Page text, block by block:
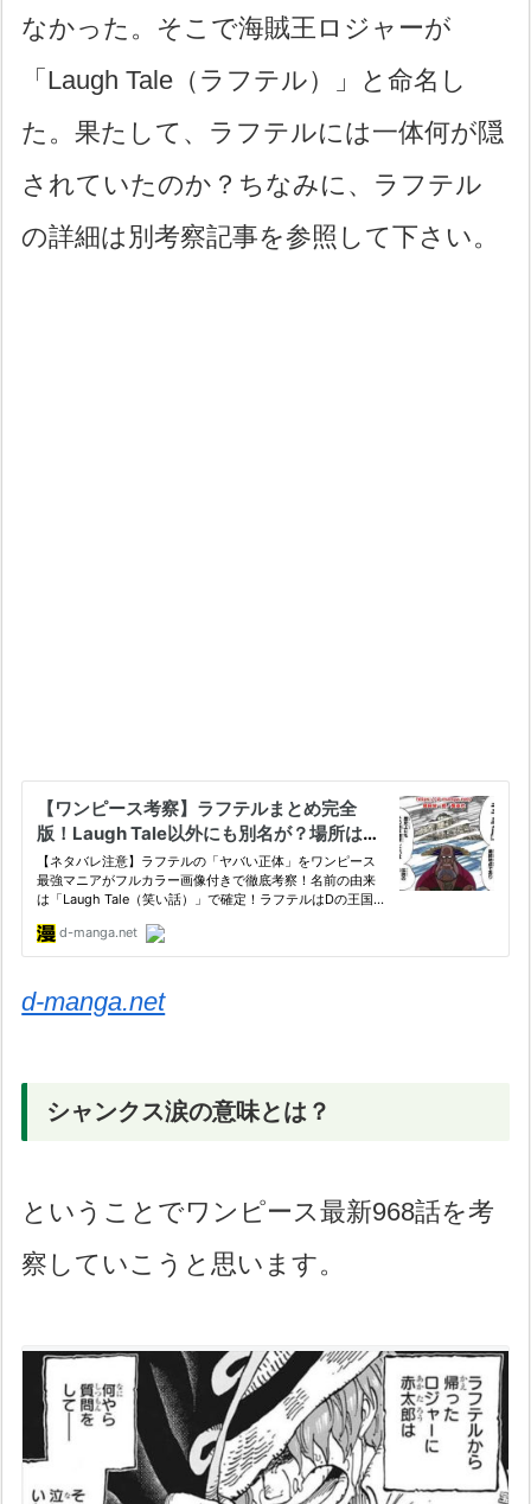
なかった。そこで海賊王ロジャーが
「Laugh Tale（ラフテル）」と命名し
た。果たして、ラフテルには一体何が隠
されていたのか？ちなみに、ラフテル
の詳細は別考察記事を参照して下さい。
d-manga.net
シャンクス涙の意味とは？
ということでワンピース最新968話を考
察していこうと思います。